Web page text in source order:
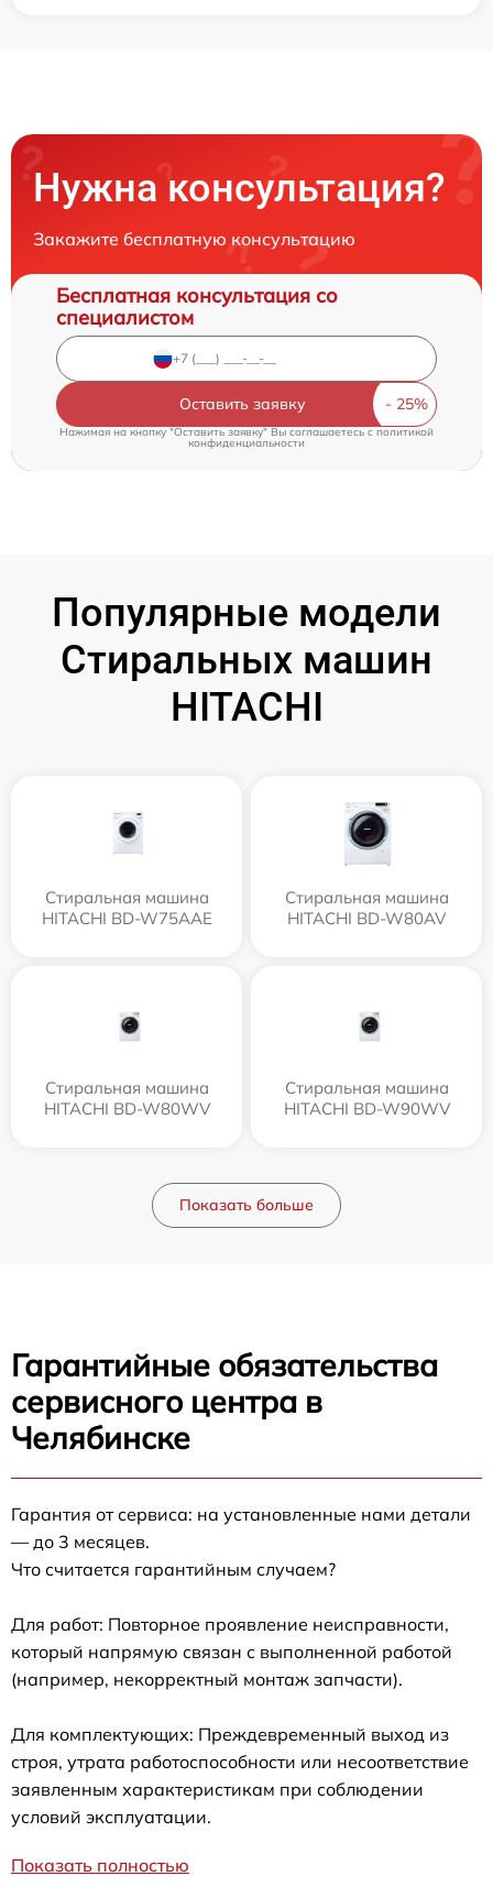
Нужна консультация?
Закажите бесплатную консультацию
Бесплатная консультация со
специалистом
Оставить заявку
Нажимая на кнопку "Оставить заявку" Вы соглашаетесь cполитикой
конфиденциальности
Популярные модели
Стиральных машин
HITACHI
Стиральная машина
HITACHI BD-W75AAE
Стиральная машина
HITACHI BD-W80AV
Стиральная машина
HITACHI BD-W80WV
Стиральная машина
HITACHI BD-W90WV
Показать больше
Гарантийные обязательства
сервисного центра в
Челябинске
Гарантия от сервиса: на установленные нами детали
— до 3 месяцев.
Что считается гарантийным случаем?
Для работ: Повторное проявление неисправности,
который напрямую связан с выполненной работой
(например, некорректный монтаж запчасти).
Для комплектующих: Преждевременный выход из
строя, утрата работоспособности или несоответствие
заявленным характеристикам при соблюдении
условий эксплуатации.
Показать полностью